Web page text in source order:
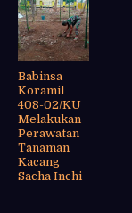
Babinsa
Koramil
408-02/KU
Melakukan
Perawatan
Tanaman
Kacang
Sacha Inchi